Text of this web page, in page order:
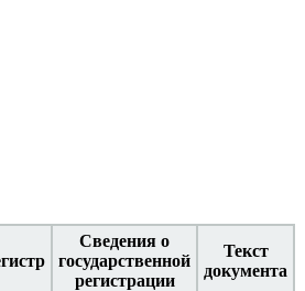
Сведения о
государственной
регистрации
Текст
документа